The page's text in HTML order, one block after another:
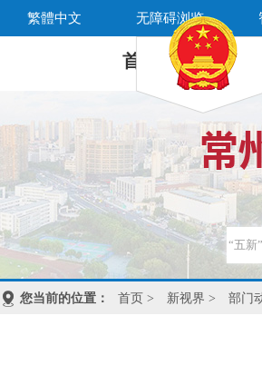
繁體中文 无障碍浏览
首 页 新
您当前的位置： 首页 > 新视界 > 部门